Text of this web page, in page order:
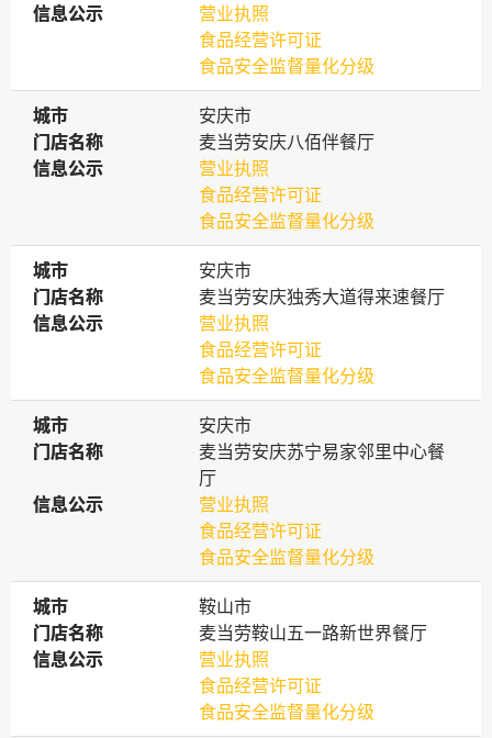
信息公示
信息公示
营业执照
食品经营许可证
食品安全监督量化分级
城市
城市
安庆市
门店名称
门店名称
麦当劳安庆八佰伴餐厅
信息公示
信息公示
营业执照
食品经营许可证
食品安全监督量化分级
城市
城市
安庆市
门店名称
门店名称
麦当劳安庆独秀大道得来速餐厅
信息公示
信息公示
营业执照
食品经营许可证
食品安全监督量化分级
城市
城市
安庆市
门店名称
门店名称
麦当劳安庆苏宁易家邻里中心餐
厅
信息公示
信息公示
营业执照
食品经营许可证
食品安全监督量化分级
城市
城市
鞍山市
门店名称
门店名称
麦当劳鞍山五一路新世界餐厅
信息公示
信息公示
营业执照
食品经营许可证
食品安全监督量化分级